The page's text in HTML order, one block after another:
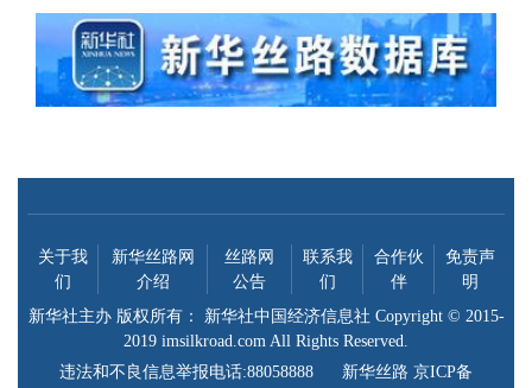
关于我
们
新华丝路网
介绍
丝路网
公告
联系我
们
合作伙
伴
免责声
明
新华社主办版权所有： 新华社中国经济信息社 Copyright © 2015-
2019 imsilkroad.com All Rights Reserved.
违法和不良信息举报电话:88058888 新华丝路 京ICP备